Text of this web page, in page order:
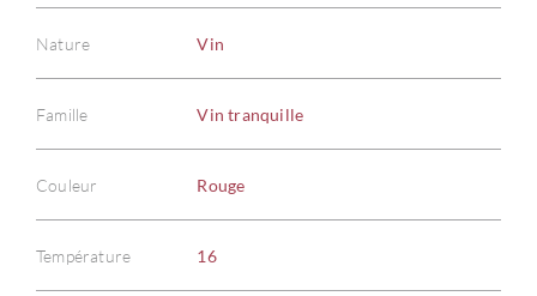
Nature Vin
Famille Vin tranquille
Couleur Rouge
Température 16